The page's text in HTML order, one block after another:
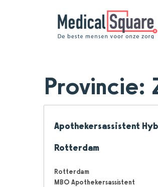
Provincie:
Apothekersassistent
Rotterdam
Rotterdam
MBO Apothekersassistent